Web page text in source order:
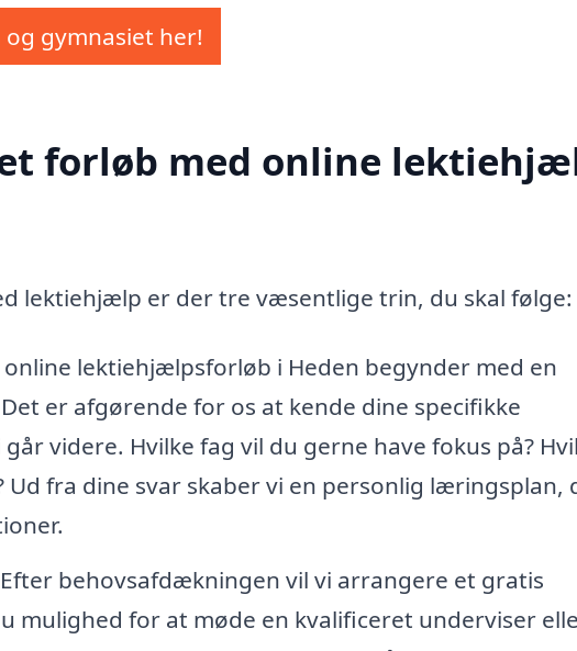
gymnasiet her!
forløb med online
lektiehjælp er der tre væsentlige trin, du skal følge:
lektiehjælpsforløb i Heden begynder med en
er afgørende for os at kende dine specifikke
videre. Hvilke fag vil du gerne have fokus på?
fra dine svar skaber vi en personlig læringsplan,
behovsafdækningen vil vi arrangere et gratis
mulighed for at møde en kvalificeret underviser